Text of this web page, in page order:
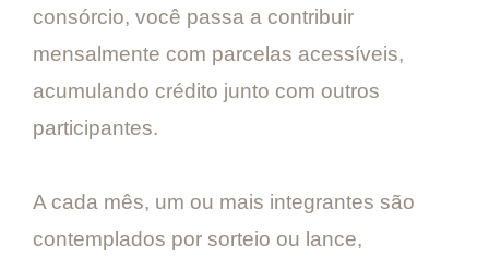
consórcio, você passa a contribuir
mensalmente com parcelas acessíveis,
acumulando crédito junto com outros
participantes.
A cada mês, um ou mais integrantes são
contemplados por sorteio ou lance,